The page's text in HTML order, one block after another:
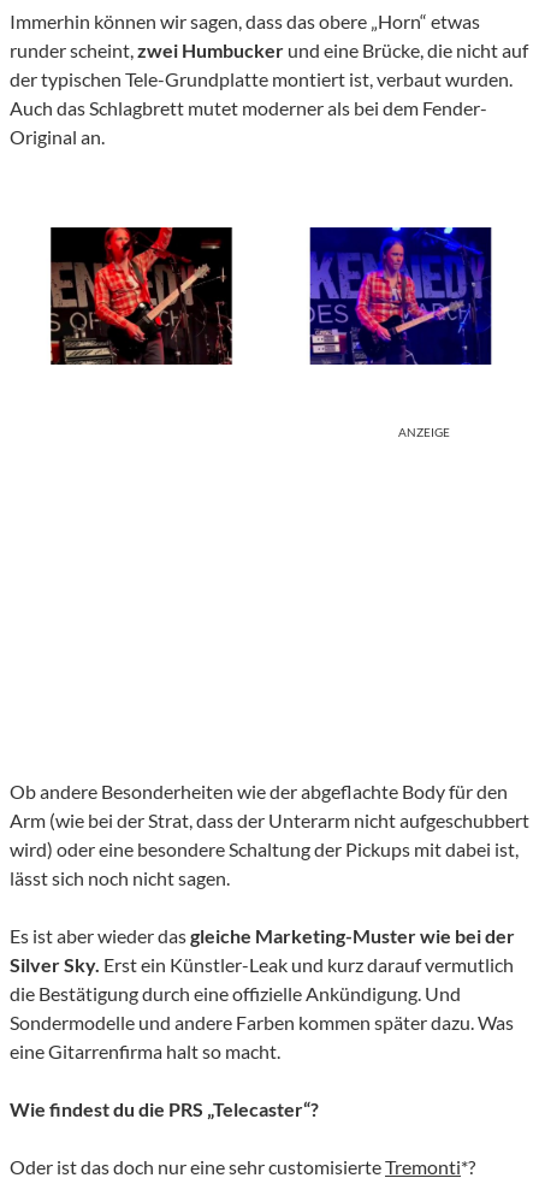
Immerhin können wir sagen, dass das obere „Horn“ etwas
runder scheint,zwei Humbucker und eine Brücke, die nicht auf
der typischen Tele-Grundplatte montiert ist, verbaut wurden.
Auch das Schlagbrett mutet moderner als bei dem Fender-
Original an.
ANZEIGE
Ob andere Besonderheiten wie der abgeflachte Body für den
Arm (wie bei der Strat, dass der Unterarm nicht aufgeschubbert
wird) oder eine besondere Schaltung der Pickups mit dabei ist,
lässt sich noch nicht sagen.
Es ist aber wieder dasgleiche Marketing-Muster wie bei der
Silver Sky. Erst ein Künstler-Leak und kurz darauf vermutlich
die Bestätigung durch eine offizielle Ankündigung. Und
Sondermodelle und andere Farben kommen später dazu. Was
eine Gitarrenfirma halt so macht.
Wie findest du die PRS „Telecaster“?
Oder ist das doch nur eine sehr customisierteTremonti*?